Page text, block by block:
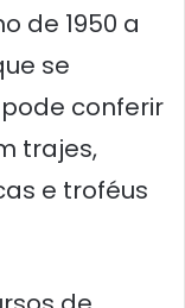
de 1950 a
se
conferir
trajes,
e troféus